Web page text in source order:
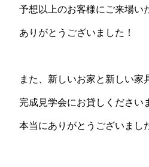
予想以上のお客様にご来場い
ありがとうございました！
また、新しいお家と新しい家
完成見学会にお貸しください
本当にありがとうございまし